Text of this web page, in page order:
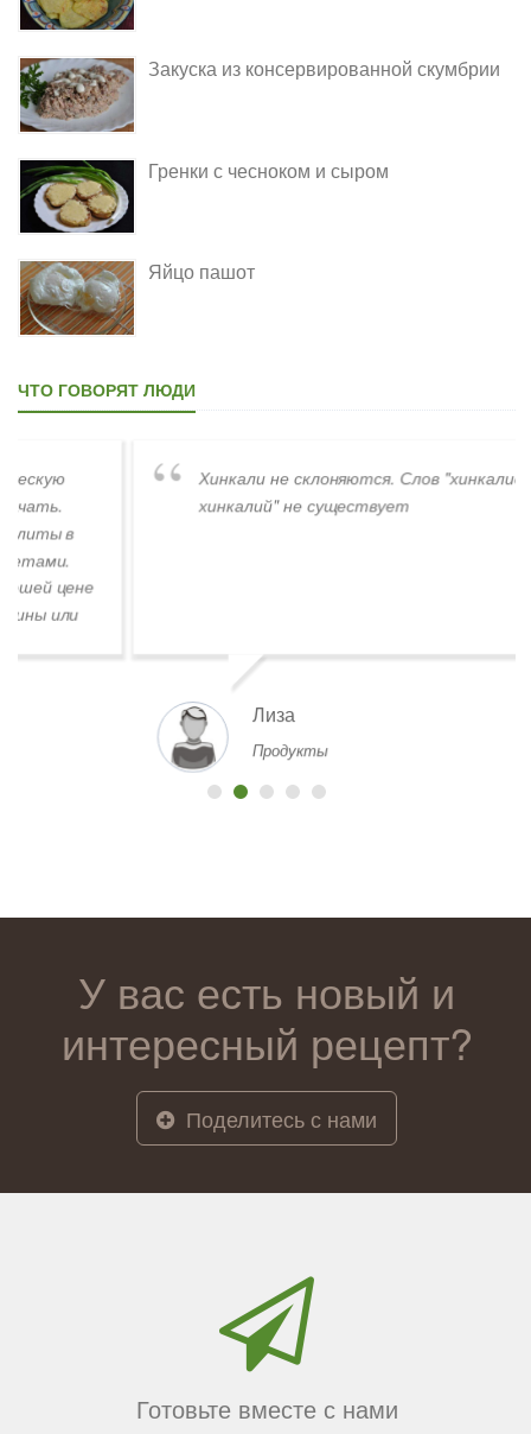
Закуска из консервированной скумбрии
Гренки с чесноком и сыром
Яйцо пашот
ЧТО ГОВОРЯТ ЛЮДИ
Хинкали не склоняются. Слов "хинкалиев,
хинкалий" не существует
Лиза
Продукты
У вас есть новый и
интересный рецепт?
Поделитесь с нами
Готовьте вместе с нами